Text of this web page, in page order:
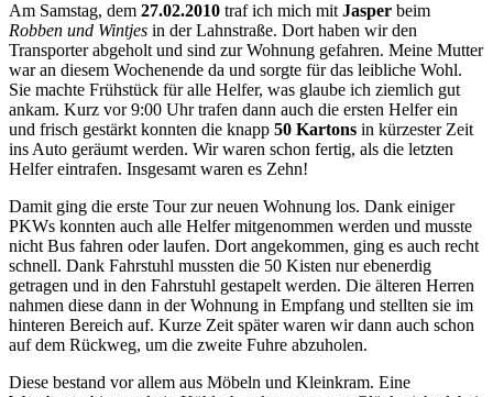
Am Samstag, dem 27.02.2010 traf ich mich mit Jasper beim
Robben und Wintjes in der Lahnstraße. Dort haben wir den
Transporter abgeholt und sind zur Wohnung gefahren. Meine Mutter
war an diesem Wochenende da und sorgte für das leibliche Wohl.
Sie machte Frühstück für alle Helfer, was glaube ich ziemlich gut
ankam. Kurz vor 9:00 Uhr trafen dann auch die ersten Helfer ein
und frisch gestärkt konnten die knapp 50 Kartons in kürzester Zeit
ins Auto geräumt werden. Wir waren schon fertig, als die letzten
Helfer eintrafen. Insgesamt waren es Zehn!
Damit ging die erste Tour zur neuen Wohnung los. Dank einiger
PKWs konnten auch alle Helfer mitgenommen werden und musste
nicht Bus fahren oder laufen. Dort angekommen, ging es auch recht
schnell. Dank Fahrstuhl mussten die 50 Kisten nur ebenerdig
getragen und in den Fahrstuhl gestapelt werden. Die älteren Herren
nahmen diese dann in der Wohnung in Empfang und stellten sie im
hinteren Bereich auf. Kurze Zeit später waren wir dann auch schon
auf dem Rückweg, um die zweite Fuhre abzuholen.
Diese bestand vor allem aus Möbeln und Kleinkram. Eine